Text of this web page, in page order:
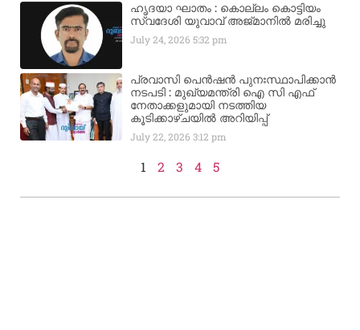
ഹൃദയാ ഘാതം : കൊല്ലം കൊട്ടിയം
സ്വദേശി യുവാവ് അജ്മാനിൽ മരിച്ചു
July 24, 20265:32 pm
പ്രവാസി പെൻഷൻ പുനഃസ്ഥാപിക്കാൻ
നടപടി : മുഖ്യമന്ത്രി ഐ സി എഫ്
നേതാക്കളുമായി നടത്തിയ
കൂടിക്കാഴ്ചയിൽ അറിയിപ്പ്
July 22, 20263:12 pm
1 2 3 4 5